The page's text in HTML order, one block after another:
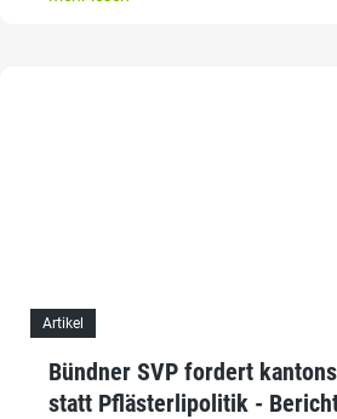
Artikel
Bündner SVP fordert
statt Pflästerlipolitik -